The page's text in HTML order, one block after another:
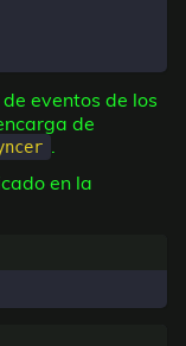
eventos de los
de
.
en la